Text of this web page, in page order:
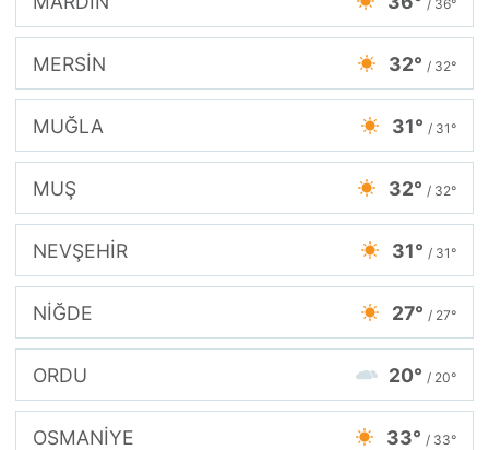
/ 36°
MERSİN 32° / 32°
MUĞLA 31° / 31°
MUŞ 32° / 32°
NEVŞEHİR 31° / 31°
NİĞDE 27° / 27°
ORDU 20° / 20°
OSMANİYE 33° / 33°